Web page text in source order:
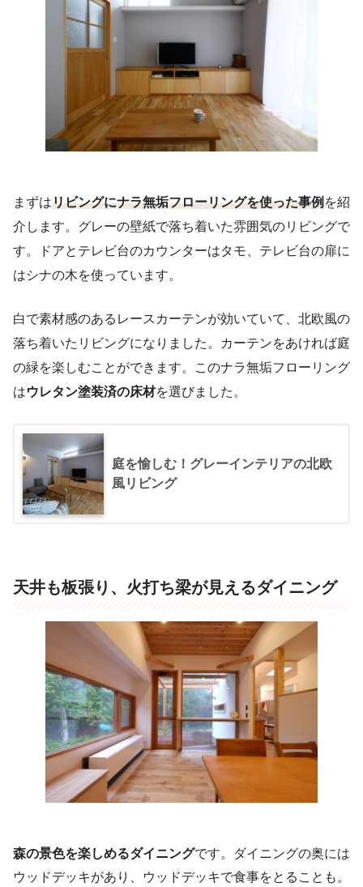
まずはリビングにナラ無垢フローリングを使った事例 を紹
介します。グレーの壁紙で落ち着いた雰囲気のリビングで
す。ドアとテレビ台のカウンターはタモ、テレビ台の扉に
はシナの木を使っています。
白で素材感のあるレースカーテンが効いていて、北欧風の
落ち着いたリビングになりました。カーテンをあければ庭
の緑を楽しむことができます。このナラ無垢フローリング
はウレタン塗装済の床材を選びました。
庭を愉しむ！グレーインテリアの北欧
風リビング
天井も板張り、火打ち梁が見えるダイニング
森の景色を楽しめるダイニングです。ダイニングの奥には
ウッドデッキがあり、ウッドデッキで食事をとることも。